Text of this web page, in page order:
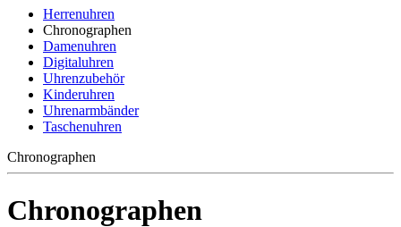
Herrenuhren
Chronographen
Damenuhren
Digitaluhren
Uhrenzubehör
Kinderuhren
Uhrenarmbänder
Taschenuhren
Chronographen
Chronographen